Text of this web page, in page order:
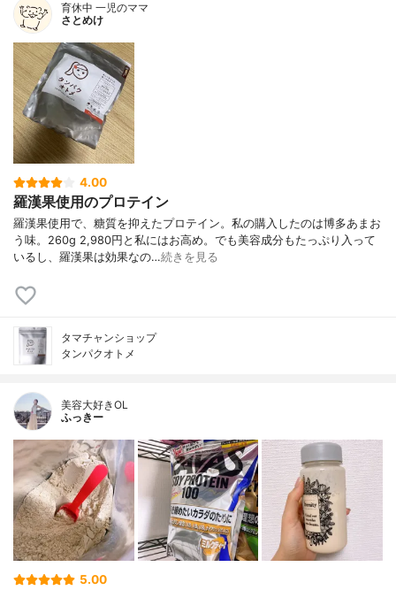
育休中 一児のママ
さとめけ
4.00
羅漢果使用のプロテイン
羅漢果使用で、糖質を抑えたプロテイン。私の購入したのは博多あまお
う味。260g 2,980円と私にはお高め。でも美容成分もたっぷり入って
いるし、羅漢果は効果なの…続きを見る
タマチャンショップ
タンパクオトメ
美容大好きOL
ふっきー
5.00